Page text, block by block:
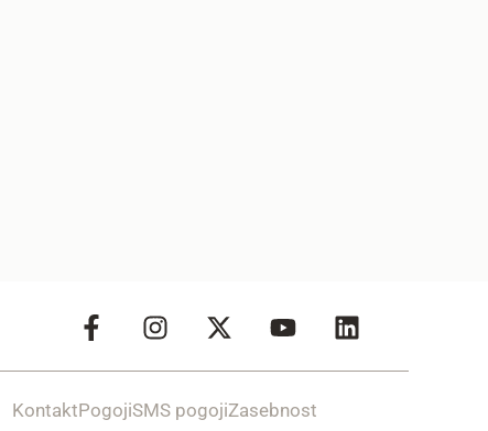
KontaktPogojiSMS pogojiZasebnost